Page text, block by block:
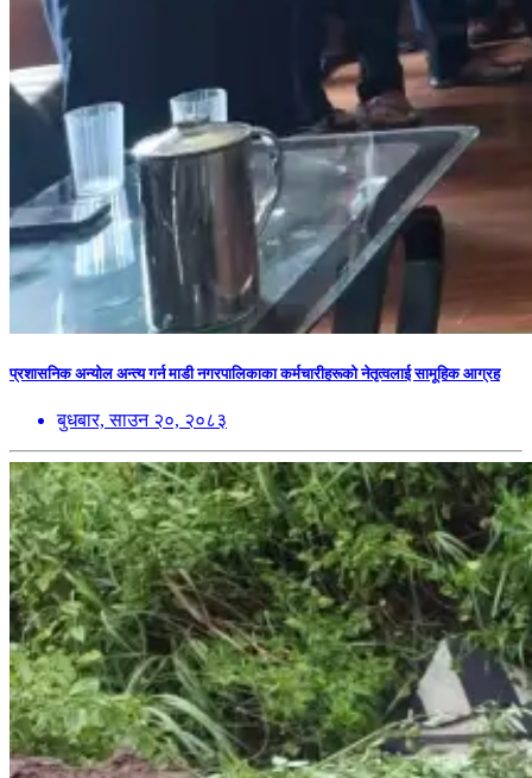
प्रशासनिक अन्योल अन्त्य गर्न माडी नगरपालिकाका कर्मचारीहरूको नेतृत्वलाई सामूहिक आग्रह
बुधबार, साउन २०, २०८३